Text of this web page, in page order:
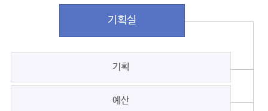
기획실
기획
예산